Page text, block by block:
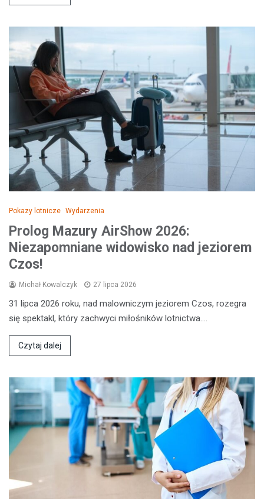
Pokazy lotnicze Wydarzenia
Prolog Mazury AirShow 2026:
Niezapomniane widowisko nad jeziorem
Czos!
Michał Kowalczyk 27 lipca 2026
31 lipca 2026 roku, nad malowniczym jeziorem Czos, rozegra
się spektakl, który zachwyci miłośników lotnictwa.…
Czytaj dalej